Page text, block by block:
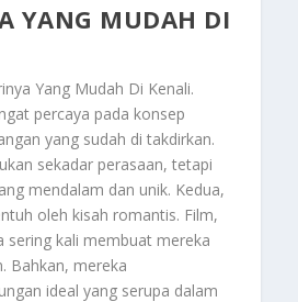
YANG MUDAH DI
Yang Mudah Di Kenali.
percaya pada konsep
yang sudah di takdirkan.
sekadar perasaan, tetapi
mendalam dan unik. Kedua,
oleh kisah romantis. Film,
sering kali membuat mereka
Bahkan, mereka
ideal yang serupa dalam